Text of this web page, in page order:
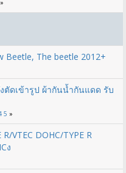
»
Beetle, The beetle 2012+
ตัดเข้ารูป ผ้ากันน้ำกันแดด รับ
5 »
VTEC DOHC/TYPE R
ง